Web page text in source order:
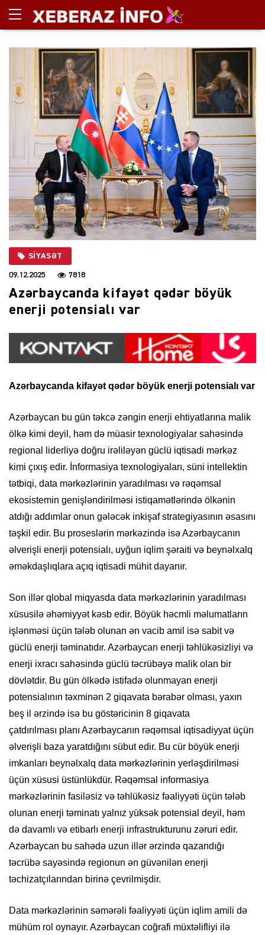
SIYASƏT
09.12.2025 7818
Azərbaycanda kifayət qədər böyük
enerji potensialı var
Azərbaycanda kifayət qədər böyük enerji potensialı var
Azərbaycan bu gün təkcə zəngin enerji ehtiyatlarına malik
ölkə kimi deyil, həm də müasir texnologiyalar sahəsində
regional liderliyə doğru irəliləyən güclü iqtisadi mərkəz
kimi çıxış edir. İnformasiya texnologiyaları, süni intellektin
tətbiqi, data mərkəzlərinin yaradılması və rəqəmsal
ekosistemin genişləndirilməsi istiqamətlərində ölkənin
atdığı addımlar onun gələcək inkişaf strategiyasının əsasını
təşkil edir. Bu proseslərin mərkəzində isə Azərbaycanın
əlverişli enerji potensialı, uyğun iqlim şəraiti və beynəlxalq
əməkdaşlıqlara açıq iqtisadi mühit dayanır.
Son illər qlobal miqyasda data mərkəzlərinin yaradılması
xüsusilə əhəmiyyət kəsb edir. Böyük həcmli məlumatların
işlənməsi üçün tələb olunan ən vacib amil isə sabit və
güclü enerji təminatıdır. Azərbaycan enerji təhlükəsizliyi və
enerji ixracı sahəsində güclü təcrübəyə malik olan bir
dövlətdir. Bu gün ölkədə istifadə olunmayan enerji
potensialının təxminən 2 giqavata bərabər olması, yaxın
beş il ərzində isə bu göstəricinin 8 giqavata
çatdırılması planı Azərbaycanın rəqəmsal iqtisadiyyat üçün
əlverişli baza yaratdığını sübut edir. Bu cür böyük enerji
imkanları beynəlxalq data mərkəzlərinin yerləşdirilməsi
üçün xüsusi üstünlükdür. Rəqəmsal informasiya
mərkəzlərinin fasiləsiz və təhlükəsiz fəaliyyəti üçün tələb
olunan enerji təminatı yalnız yüksək potensial deyil, həm
də davamlı və etibarlı enerji infrastrukturunu zəruri edir.
Azərbaycan bu sahədə uzun illər ərzində qazandığı
təcrübə sayəsində regionun ən güvənilən enerji
təchizatçılarından birinə çevrilmişdir.
Data mərkəzlərinin səmərəli fəaliyyəti üçün iqlim amili də
mühüm rol oynayır. Azərbaycan coğrafi müxtəlifliyi ilə